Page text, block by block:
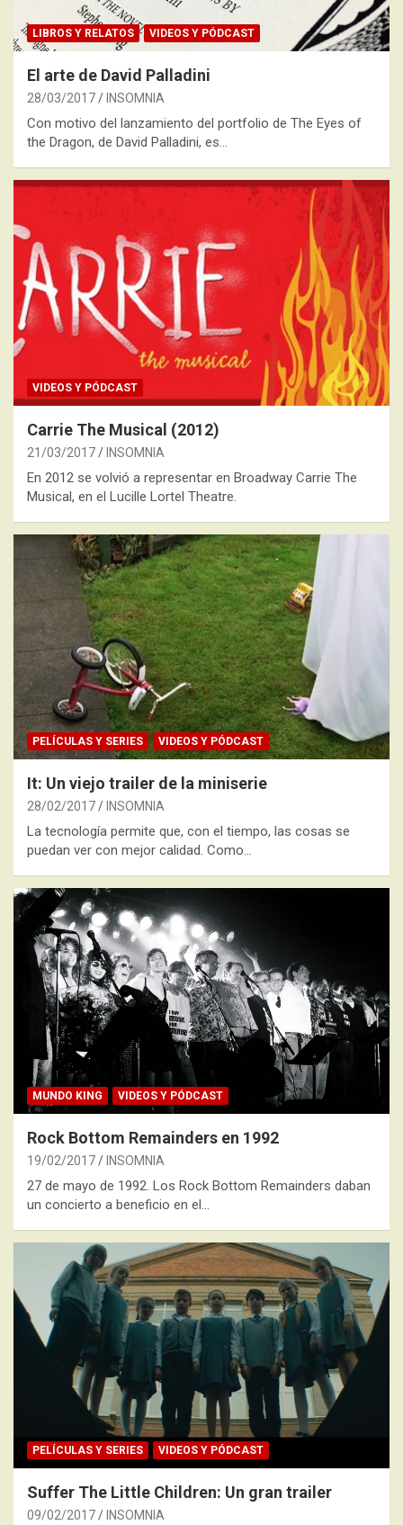
LIBROS Y RELATOS VIDEOS Y PÓDCAST
El arte de David Palladini
28/03/2017 INSOMNIA
Con motivo del lanzamiento del portfolio de The Eyes of
the Dragon, de David Palladini, es…
VIDEOS Y PÓDCAST
Carrie The Musical (2012)
21/03/2017 INSOMNIA
En 2012 se volvió a representar en Broadway Carrie The
Musical, en el Lucille Lortel Theatre.
PELÍCULAS Y SERIES VIDEOS Y PÓDCAST
It: Un viejo trailer de la miniserie
28/02/2017 INSOMNIA
La tecnología permite que, con el tiempo, las cosas se
puedan ver con mejor calidad. Como…
MUNDO KING VIDEOS Y PÓDCAST
Rock Bottom Remainders en 1992
19/02/2017 INSOMNIA
27 de mayo de 1992. Los Rock Bottom Remainders daban
un concierto a beneficio en el…
PELÍCULAS Y SERIES VIDEOS Y PÓDCAST
Suffer The Little Children: Un gran trailer
09/02/2017 INSOMNIA